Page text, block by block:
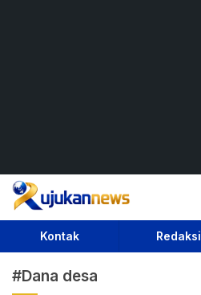
Rujukan News
Satu Rujukan Sejuta Informasi
Kontak Redaksi
#Dana desa